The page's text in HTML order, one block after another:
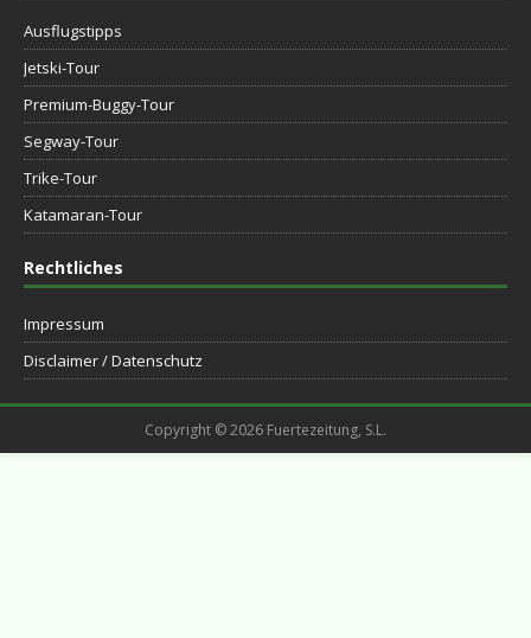
Ausflugstipps
Jetski-Tour
Premium-Buggy-Tour
Segway-Tour
Trike-Tour
Katamaran-Tour
Rechtliches
Impressum
Disclaimer / Datenschutz
Copyright © 2026 Fuertezeitung, S.L.